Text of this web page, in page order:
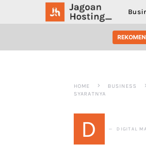
SEARCH FOR:
HOME BUSINESS
SYARATNYA
D DIGITAL